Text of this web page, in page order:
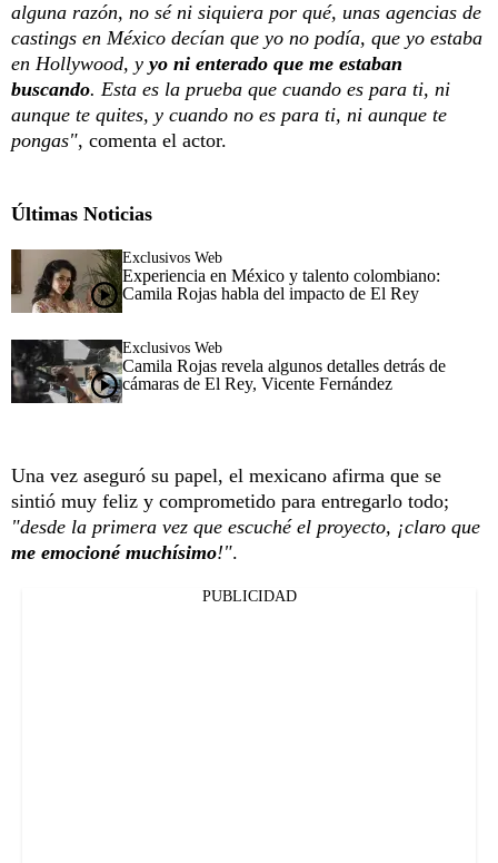
alguna razón, no sé ni siquiera por qué, unas agencias de
castings en México decían que yo no podía, que yo estaba
en Hollywood, y yo ni enterado que me estaban
buscando. Esta es la prueba que cuando es para ti, ni
aunque te quites, y cuando no es para ti, ni aunque te
pongas", comenta el actor.
Últimas Noticias
Exclusivos Web
Experiencia en México y talento colombiano:
Camila Rojas habla del impacto de El Rey
Exclusivos Web
Camila Rojas revela algunos detalles detrás de
cámaras de El Rey, Vicente Fernández
Una vez aseguró su papel, el mexicano afirma que se
sintió muy feliz y comprometido para entregarlo todo;
"desde la primera vez que escuché el proyecto, ¡claro que
me emocioné muchísimo!".
PUBLICIDAD